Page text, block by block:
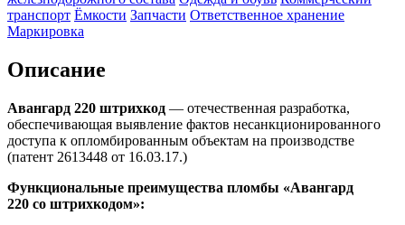
транспорт Ёмкости Запчасти Ответственное хранение
Маркировка
Описание
Авангард 220 штрихкод — отечественная разработка,
обеспечивающая выявление фактов несанкционированного
доступа к опломбированным объектам на производстве
(патент 2613448 от 16.03.17.)
Функциональные преимущества пломбы «Авангард
220 со штрихкодом»: